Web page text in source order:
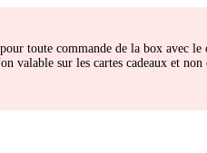
toute commande de la box avec le
valable sur les cartes cadeaux et non